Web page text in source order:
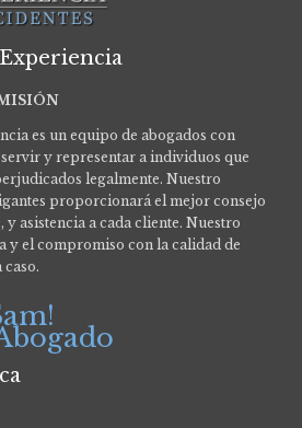
es un equipo de abogados con
y representar a individuos que
legalmente. Nuestro
proporcionará el mejor consejo
asistencia a cada cliente. Nuestro
y el compromiso con la calidad de
caso.